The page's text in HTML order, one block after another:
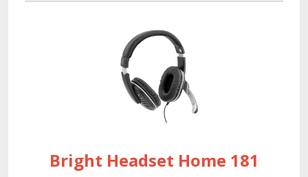
Bright Headset Home 181